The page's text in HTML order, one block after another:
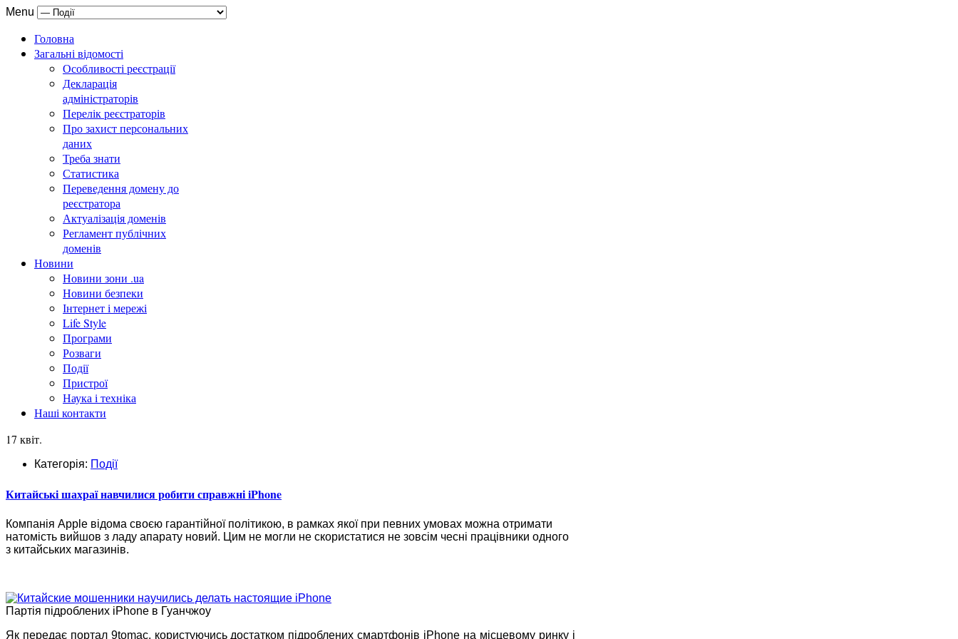
Menu
Головна
Загальні відомості
Особливості реєстрації
Декларація
адміністраторів
Перелік реєстраторів
Про захист персональних
даних
Треба знати
Статистика
Переведення домену до
реєстратора
Актуалізація доменів
Регламент публічних
доменів
Новини
Новини зони .ua
Новини безпеки
Інтернет і мережі
Life Style
Програми
Розваги
Події
Пристрої
Наука і техніка
Наші контакти
17 квіт.
Категорія: Події
Китайські шахраї навчилися робити справжні iPhone
Компанія Apple відома своєю гарантійної політикою, в рамках якої при певних умовах можна отримати
натомість вийшов з ладу апарату новий. Цим не могли не скористатися не зовсім чесні працівники одного
з китайських магазинів.
Партія підроблених iPhone в Гуанчжоу
Як передає портал 9tomac, користуючись достатком підроблених смартфонів iPhone на місцевому ринку і